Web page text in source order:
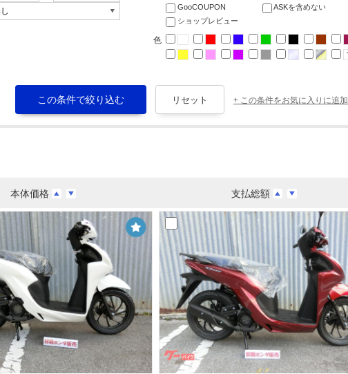
GooCOUPON
ASKを含めない
ショップレビュー
色
+ この条件をお気に入りに追加
本体価格 支払総額